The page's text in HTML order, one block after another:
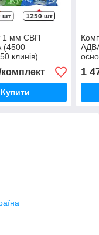
1 мм СВП
клинів)
Купити
1